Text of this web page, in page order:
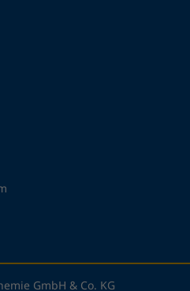
GmbH & Co. KG